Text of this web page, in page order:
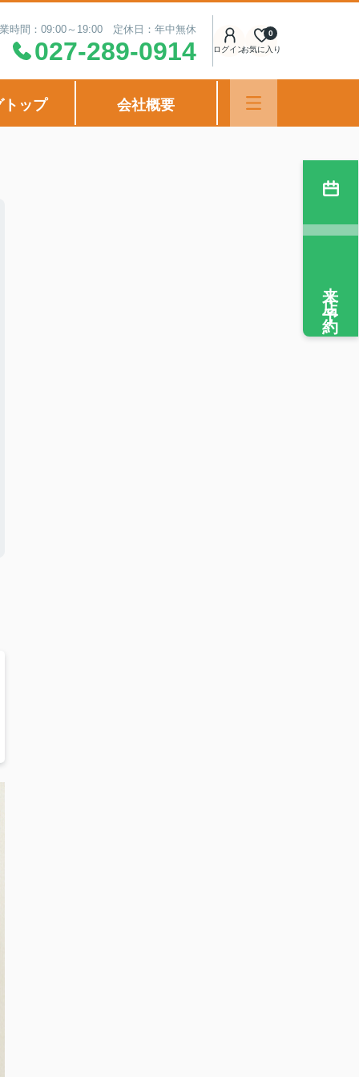
時間：09:00～19:00 定休日：年中無休
027-289-0914 ログインお気に入り
0
トップ 会社概要
来店予約